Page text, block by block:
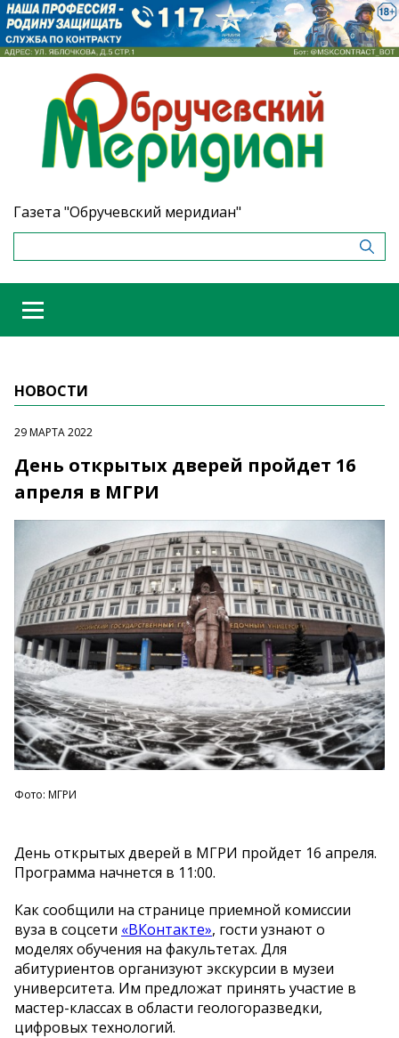
Газета "Обручевский меридиан"
НОВОСТИ
29 МАРТА 2022
День открытых дверей пройдет 16
апреля в МГРИ
Фото: МГРИ
День открытых дверей в МГРИ пройдет 16 апреля.
Программа начнется в 11:00.
Как сообщили на странице приемной комиссии
вуза в соцсети «ВКонтакте», гости узнают о
моделях обучения на факультетах. Для
абитуриентов организуют экскурсии в музеи
университета. Им предложат принять участие в
мастер-классах в области геологоразведки,
цифровых технологий.